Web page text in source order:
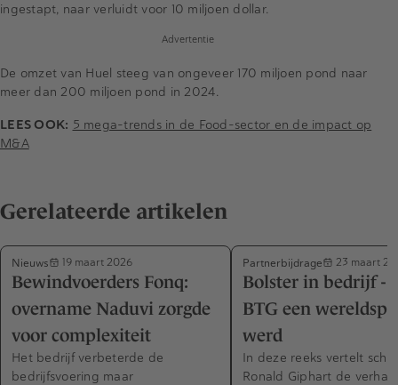
ingestapt, naar verluidt voor 10 miljoen dollar.
Advertentie
De omzet van Huel steeg van ongeveer 170 miljoen pond naar
meer dan 200 miljoen pond in 2024.
LEES OOK: 5 mega-trends in de Food-sector en de impact op
M&A
Gerelateerde artikelen
Nieuws 19 maart 2026
Bewindvoerders Fonq:
overname Naduvi zorgde
voor complexiteit
Het bedrijf verbeterde de
bedrijfsvoering maar
Partnerbijdrage 23 maart
Bolster in bedrijf -
BTG een
werd
In deze reeks vertelt
Ronald Giphart de